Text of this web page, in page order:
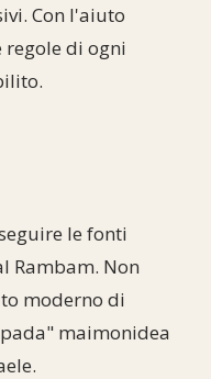
Con l'aiuto
di ogni
le fonti
Rambam. Non
moderno di
maimonidea